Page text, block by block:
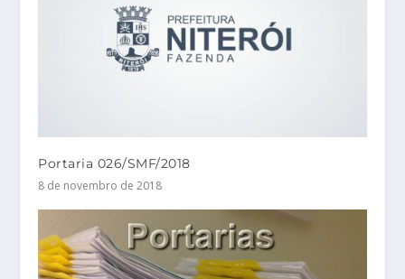
Portaria 026/SMF/2018
8 de novembro de 2018